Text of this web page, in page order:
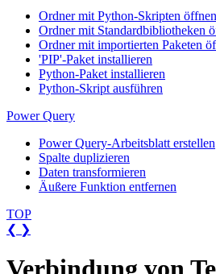
Ordner mit Python-Skripten öffnen
Ordner mit Standardbibliotheken
Ordner mit importierten Paketen
'PIP'-Paket installieren
Python-Paket installieren
Python-Skript ausführen
Power Query
Power Query-Arbeitsblatt erstellen
Spalte duplizieren
Daten transformieren
Äußere Funktion entfernen
TOP
❮ ❯